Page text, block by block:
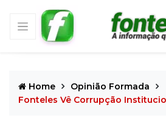
Home
Opinião Formada
Fonteles Vê Corrupção